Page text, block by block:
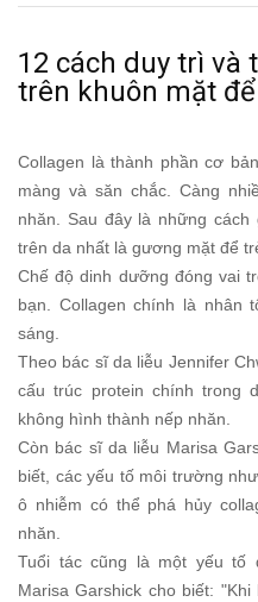
12 cách duy trì và
trên khuôn mặt
Collagen là thành phần cơ
màng và săn chắc. Càng
nhăn. Sau đây là những
trên da nhất là gương mặt để
Chế độ dinh dưỡng đóng vai
bạn. Collagen chính là
sáng.
Theo bác sĩ da liễu Jennifer
cấu trúc protein chính trong
không hình thành nếp nhăn.
Còn bác sĩ da liễu Marisa
biết, các yếu tố môi trường
ô nhiễm có thể phá hủy
nhăn.
Tuổi tác cũng là một yếu tố
Marisa Garshick cho biết: